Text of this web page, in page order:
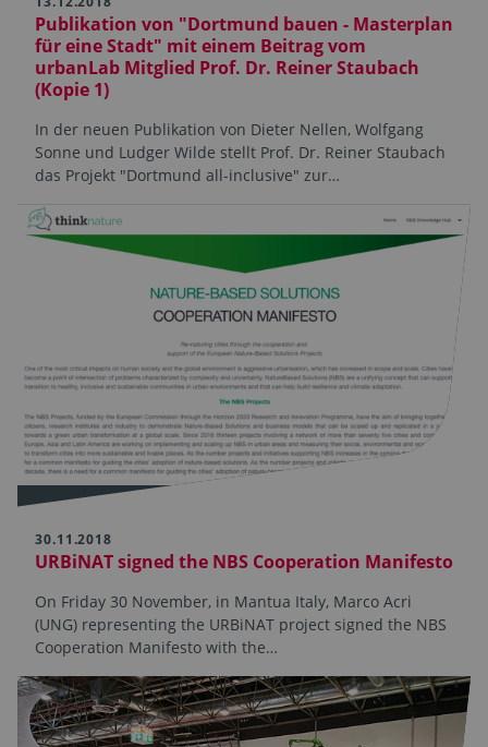
Publikation von "Dortmund bauen - Masterplan
für eine Stadt" mit einem Beitrag vom
urbanLab Mitglied Prof. Dr. Reiner Staubach
(Kopie 1)
In der neuen Publikation von Dieter Nellen, Wolfgang
Sonne und Ludger Wilde stellt Prof. Dr. Reiner Staubach
das Projekt "Dortmund all-inclusive" zur…
30.11.2018
URBiNAT signed the NBS Cooperation Manifesto
On Friday 30 November, in Mantua Italy, Marco Acri
(UNG) representing the URBiNAT project signed the NBS
Cooperation Manifesto with the…